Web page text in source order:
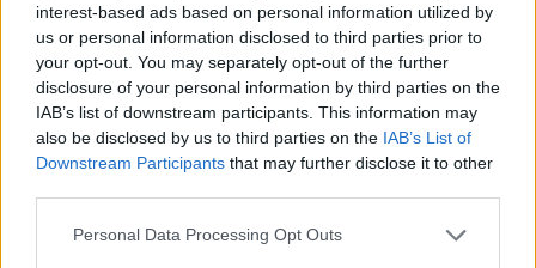
interest-based ads based on personal information utilized by
us or personal information disclosed to third parties prior to
your opt-out. You may separately opt-out of the further
disclosure of your personal information by third parties on the
IAB’s list of downstream participants. This information may
also be disclosed by us to third parties on the IAB’s List of
Downstream Participants that may further disclose it to other
Personal Data Processing Opt Outs